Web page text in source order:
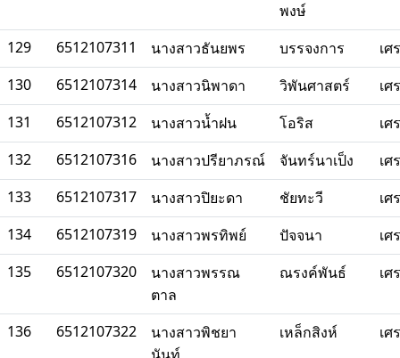
พงษ์
129 6512107311 นางสาวธันยพร บรรจงการ
เ
130
6512107314 นางสาวนิพาดา วิพันศาสตร์
เ
131
6512107312 นางสาวน้ำฝน โอริส
เ
132
6512107316 นางสาวปรียาภรณ์ จันทร์นาเป็ง
เ
133
6512107317 นางสาวปิยะดา ชัยทะวี
เ
134
6512107319 นางสาวพรทิพย์ ปัจจนา
เ
135
6512107320
นางสาวพรรณ
ตาล
ณรงค์พันธ์ เ
136 6512107322
นางสาวพิชยา
เหล็กสิงห์ เ